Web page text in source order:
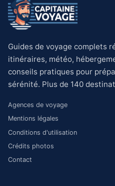
Guides de voyage complets
itinéraires, météo,
conseils pratiques pour
sérénité. Plus de 140
Agences de voyage
Mentions légales
Conditions d'utilisation
Crédits photos
Contact